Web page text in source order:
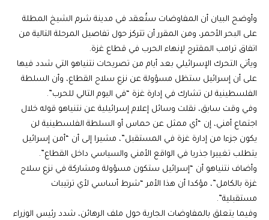
وأوضح البيان أن المفاوضات ستُعقد في مدينة شرم الشيخ المطلة
على البحر الأحمر، ومن المقرر أن تتركز حول تفاصيل المرحلة التالية من
اتفاق ترامب المقترح لإنهاء الحرب في قطاع غزة.
ويأتي التحرك الإسرائيلي بعد أيام من تصريحات نتنياهو التي شدد فيها
على أن إسرائيل ستظل مسؤولة عن نزع سلاح القطاع، وأن السلطة
الفلسطينية لن تشارك في إدارة غزة “في اليوم التالي للحرب”.
وفي وقت سابق، نقلت وسائل إعلام إسرائيلية عن نتنياهو قوله خلال
اجتماع أمني، إن “أي ممثل عن حماس أو السلطة الفلسطينية لن
يكون جزءا من إدارة غزة في المستقبل”، مشيرا إلى أن “أمن إسرائيل
يتطلب تغييرا جذريا في الواقع الأمني والسياسي داخل القطاع”.
وأضاف نتنياهو أن “إسرائيل ستكون مسؤولة ومشاركة في نزع سلاح
غزة بالكامل”، مؤكدا أن هذا الأمر “شرط أساسي لأي ترتيبات
مستقبلية”.
وفيما يتعلق بالمفاوضات الجارية حول ملف الرهائن، شدد رئيس الوزراء